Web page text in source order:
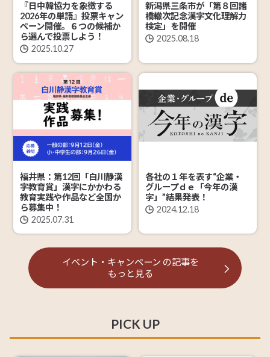
『日中韓協力を象徴する
2026年の単語』投票キャン
ペーン開催。６つの候補か
ら選んで投票しよう！
2025.10.27
新潟県三条市が「第８回諸
橋轍次記念漢字文化理解力
検定」を開催
2025.08.18
福井県：第12回「白川静漢
字教育賞」漢字にかかわる
教育実践や作品など全国か
ら募集中！
2025.07.31
各社の１年を表す“企業・
グループｄｅ「今年の漢
字」”結果発表！
2024.12.18
イベント・キャンペーン の記事を
もっと見る
PICK UP